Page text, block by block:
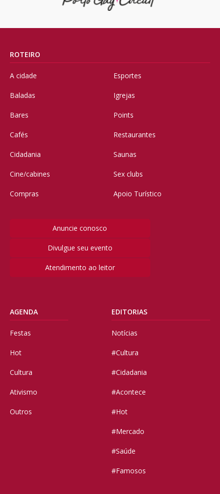
ROTEIRO
A cidade
Baladas
Bares
Cafés
Cidadania
Cine/cabines
Compras
Esportes
Igrejas
Points
Restaurantes
Saunas
Sex clubs
Apoio Turístico
Anuncie conosco
Divulgue seu evento
Atendimento ao leitor
AGENDA
Festas
Hot
Cultura
Ativismo
Outros
EDITORIAS
Notícias
#Cultura
#Cidadania
#Acontece
#Hot
#Mercado
#Saúde
#Famosos